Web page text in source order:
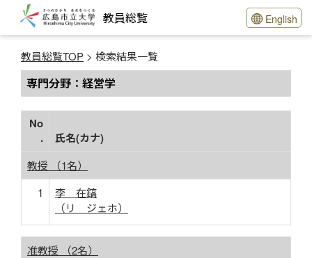
教員総覧 English
教員総覧TOP > 検索結果一覧
専門分野：経営学
No
.
氏名(カナ)
教授 （1名）
1
李 在鎬
（リ ジェホ）
准教授 （2名）